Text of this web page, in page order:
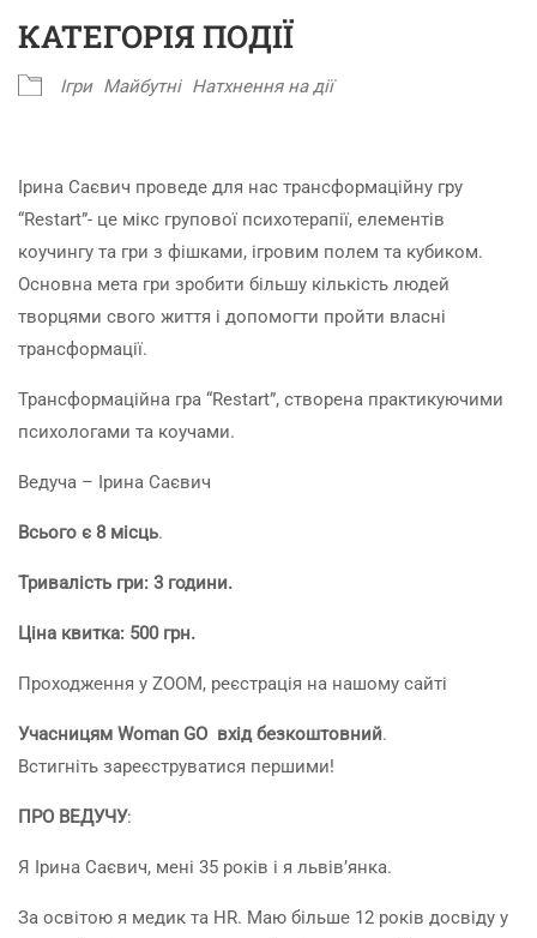
КАТЕГОРІЯ ПОДІЇ
Ігри Майбутні Натхнення на дії
Ірина Саєвич проведе для нас трансформаційну гру
“Restart”- це мікс групової психотерапії, елементів
коучингу та гри з фішками, ігровим полем та кубиком.
Основна мета гри зробити більшу кількість людей
творцями свого життя і допомогти пройти власні
трансформації.
Трансформаційна гра “Restart”, створена практикуючими
психологами та коучами.
Ведуча – Ірина Саєвич
Всього є 8 місць.
Тривалість гри: 3 години.
Ціна квитка: 500 грн.
Проходження у ZOOM, реєстрація на нашому сайті
Учасницям Woman GO вхід безкоштовний.
Встигніть зареєструватися першими!
ПРО ВЕДУЧУ:
Я Ірина Саєвич, мені 35 років і я львів’янка.
За освітою я медик та HR. Маю більше 12 років досвіду у